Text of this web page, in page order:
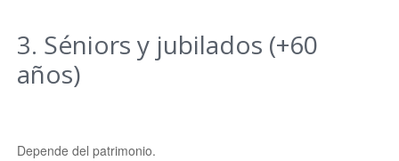
3. Séniors y jubilados (+60
años)
Depende del patrimonio.